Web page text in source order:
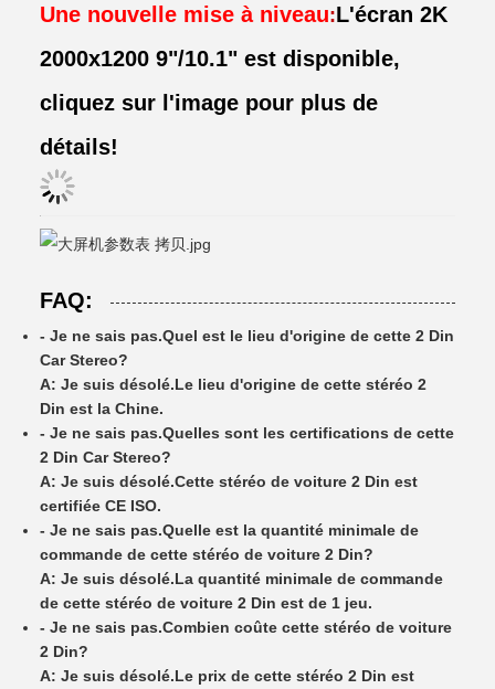
Une nouvelle mise à niveau:L'écran 2K
2000x1200 9"/10.1" est disponible,
cliquez sur l'image pour plus de
détails!
FAQ:
- Je ne sais pas.Quel est le lieu d'origine de cette 2 Din
Car Stereo?
A: Je suis désolé.Le lieu d'origine de cette stéréo 2
Din est la Chine.
- Je ne sais pas.Quelles sont les certifications de cette
2 Din Car Stereo?
A: Je suis désolé.Cette stéréo de voiture 2 Din est
certifiée CE ISO.
- Je ne sais pas.Quelle est la quantité minimale de
commande de cette stéréo de voiture 2 Din?
A: Je suis désolé.La quantité minimale de commande
de cette stéréo de voiture 2 Din est de 1 jeu.
- Je ne sais pas.Combien coûte cette stéréo de voiture
2 Din?
A: Je suis désolé.Le prix de cette stéréo 2 Din est